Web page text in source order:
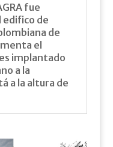
fue
edifico de
de
el
implantado
a la
a la altura de